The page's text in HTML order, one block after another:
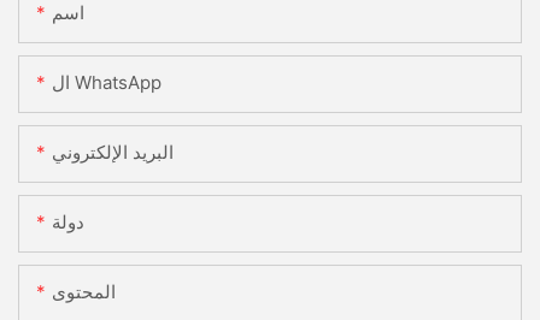
اسم
ال WhatsApp
البريد الإلكتروني
دولة
المحتوى